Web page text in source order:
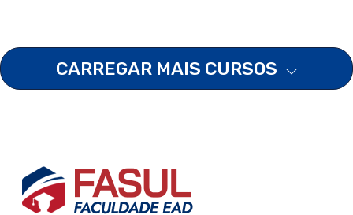
CARREGAR MAIS CURSOS